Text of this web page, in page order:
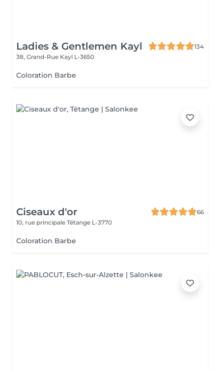
Ladies & Gentlemen Kayl
134
38, Grand-Rue Kayl L-3650
Coloration Barbe
Ciseaux d'or
66
10, rue principale Tétange L-3770
Coloration Barbe